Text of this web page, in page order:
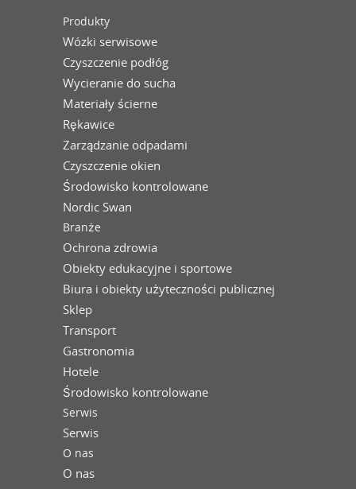
Produkty
Wózki serwisowe
Czyszczenie podłóg
Wycieranie do sucha
Materiały ścierne
Rękawice
Zarządzanie odpadami
Czyszczenie okien
Środowisko kontrolowane
Nordic Swan
Branże
Ochrona zdrowia
Obiekty edukacyjne i sportowe
Biura i obiekty użyteczności publicznej
Sklep
Transport
Gastronomia
Hotele
Środowisko kontrolowane
Serwis
Serwis
O nas
O nas